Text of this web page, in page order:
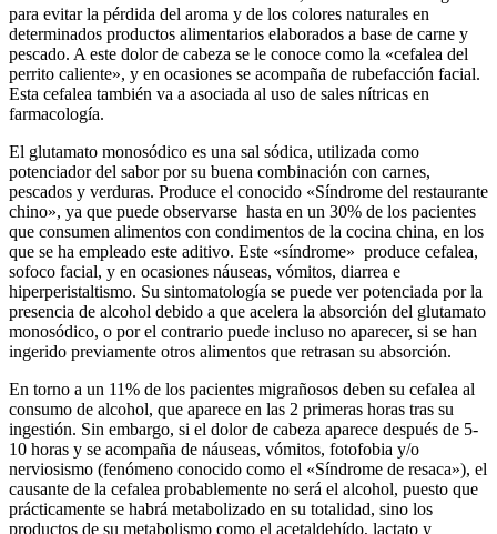
para evitar la pérdida del aroma y de los colores naturales en
determinados productos alimentarios elaborados a base de carne y
pescado. A este dolor de cabeza se le conoce como la «cefalea del
perrito caliente», y en ocasiones se acompaña de rubefacción facial.
Esta cefalea también va a asociada al uso de sales nítricas en
farmacología.
El glutamato monosódico es una sal sódica, utilizada como
potenciador del sabor por su buena combinación con carnes,
pescados y verduras. Produce el conocido «Síndrome del restaurante
chino», ya que puede observarse hasta en un 30% de los pacientes
que consumen alimentos con condimentos de la cocina china, en los
que se ha empleado este aditivo. Este «síndrome» produce cefalea,
sofoco facial, y en ocasiones náuseas, vómitos, diarrea e
hiperperistaltismo. Su sintomatología se puede ver potenciada por la
presencia de alcohol debido a que acelera la absorción del glutamato
monosódico, o por el contrario puede incluso no aparecer, si se han
ingerido previamente otros alimentos que retrasan su absorción.
En torno a un 11% de los pacientes migrañosos deben su cefalea al
consumo de alcohol, que aparece en las 2 primeras horas tras su
ingestión. Sin embargo, si el dolor de cabeza aparece después de 5-
10 horas y se acompaña de náuseas, vómitos, fotofobia y/o
nerviosismo (fenómeno conocido como el «Síndrome de resaca»), el
causante de la cefalea probablemente no será el alcohol, puesto que
prácticamente se habrá metabolizado en su totalidad, sino los
productos de su metabolismo como el acetaldehído, lactato y